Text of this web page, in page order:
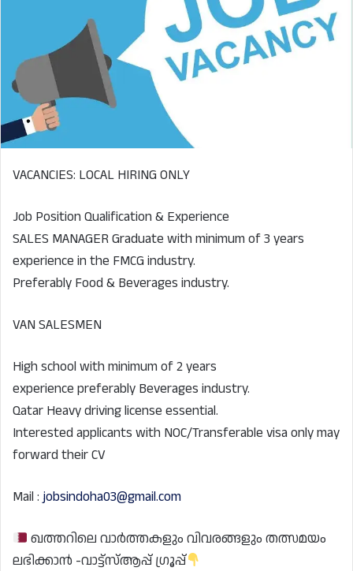
VACANCIES: LOCAL HIRING ONLY
Job Position Qualification & Experience
SALES MANAGER Graduate with minimum of 3 years
experience in the FMCG industry.
Preferably Food & Beverages industry.
VAN SALESMEN
High school with minimum of 2 years
experience preferably Beverages industry.
Qatar Heavy driving license essential.
Interested applicants with NOC/Transferable visa only may
forward their CV
Mail :jobsindoha03@gmail.com
ഖത്തറിലെ വാർത്തകളും വിവരങ്ങളും തത്സമയം
ലഭിക്കാൻ -വാട്ട്സ്ആപ്പ് ഗ്രൂപ്പ്